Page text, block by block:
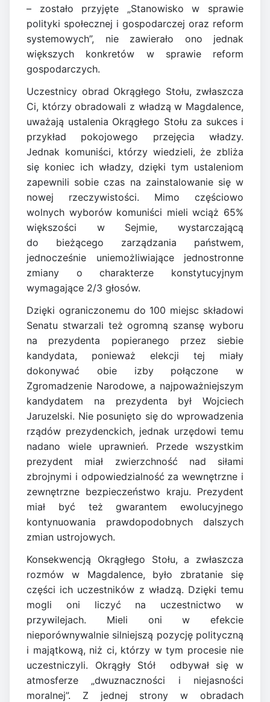
– zostało przyjęte „Stanowisko w sprawie
polityki społecznej i gospodarczej oraz reform
systemowych”, nie zawierało ono jednak
większych konkretów w sprawie reform
gospodarczych.
Uczestnicy obrad Okrągłego Stołu, zwłaszcza
Ci, którzy obradowali z władzą w Magdalence,
uważają ustalenia Okrągłego Stołu za sukces i
przykład pokojowego przejęcia władzy.
Jednak komuniści, którzy wiedzieli, że zbliża
się koniec ich władzy, dzięki tym ustaleniom
zapewnili sobie czas na zainstalowanie się w
nowej rzeczywistości. Mimo częściowo
wolnych wyborów komuniści mieli wciąż 65%
większości w Sejmie, wystarczającą
do bieżącego zarządzania państwem,
jednocześnie uniemożliwiające jednostronne
zmiany o charakterze konstytucyjnym
wymagające 2/3 głosów.
Dzięki ograniczonemu do 100 miejsc składowi
Senatu stwarzali też ogromną szansę wyboru
na prezydenta popieranego przez siebie
kandydata, ponieważ elekcji tej miały
dokonywać obie izby połączone w
Zgromadzenie Narodowe, a najpoważniejszym
kandydatem na prezydenta był Wojciech
Jaruzelski. Nie posunięto się do wprowadzenia
rządów prezydenckich, jednak urzędowi temu
nadano wiele uprawnień. Przede wszystkim
prezydent miał zwierzchność nad siłami
zbrojnymi i odpowiedzialność za wewnętrzne i
zewnętrzne bezpieczeństwo kraju. Prezydent
miał być też gwarantem ewolucyjnego
kontynuowania prawdopodobnych dalszych
zmian ustrojowych.
Konsekwencją Okrągłego Stołu, a zwłaszcza
rozmów w Magdalence, było zbratanie się
części ich uczestników z władzą. Dzięki temu
mogli oni liczyć na uczestnictwo w
przywilejach. Mieli oni w efekcie
nieporównywalnie silniejszą pozycję polityczną
i majątkową, niż ci, którzy w tym procesie nie
uczestniczyli. Okrągły Stół odbywał się w
atmosferze „dwuznaczności i niejasności
moralnej”. Z jednej strony w obradach